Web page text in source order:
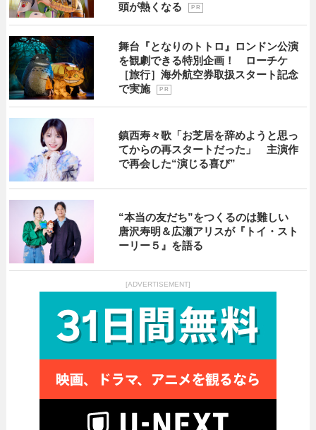
頭が熱くなる
P R
舞台『となりのトトロ』ロンドン公演
を観劇できる特別企画！ ローチケ
［旅行］海外航空券取扱スタート記念
で実施
P R
鎮西寿々歌「お芝居を辞めようと思っ
てからの再スタートだった」 主演作
で再会した“演じる喜び”
“本当の友だち”をつくるのは難しい
唐沢寿明＆広瀬アリスが『トイ・スト
ーリー５』を語る
[ADVERTISEMENT]